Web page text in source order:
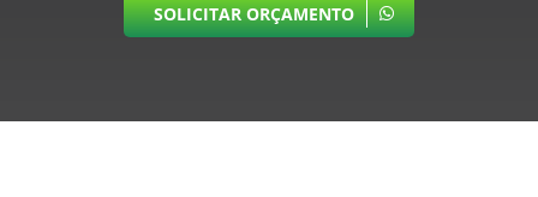
SOLICITAR ORÇAMENTO